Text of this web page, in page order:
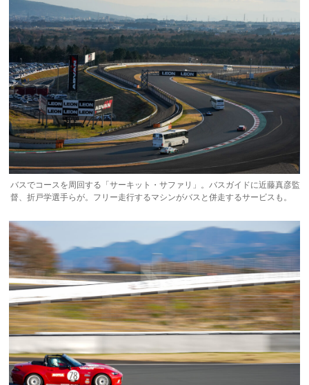
バスでコースを周回する「サーキット・サファリ」。バスガイドに近藤真彦監
督、折戸学選手らが。フリー走行するマシンがバスと併走するサービスも。